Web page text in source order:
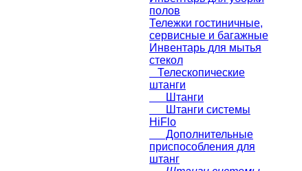
полов
Тележки гостиничные,
сервисные и багажные
Инвентарь для мытья
стекол
Телескопические
штанги
Штанги
Штанги системы
HiFlo
Дополнительные
приспособления для
штанг